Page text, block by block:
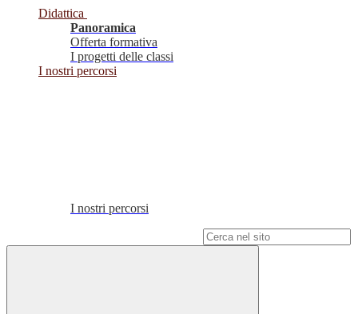
Didattica
Panoramica
Offerta formativa
I progetti delle classi
I nostri percorsi
I nostri percorsi